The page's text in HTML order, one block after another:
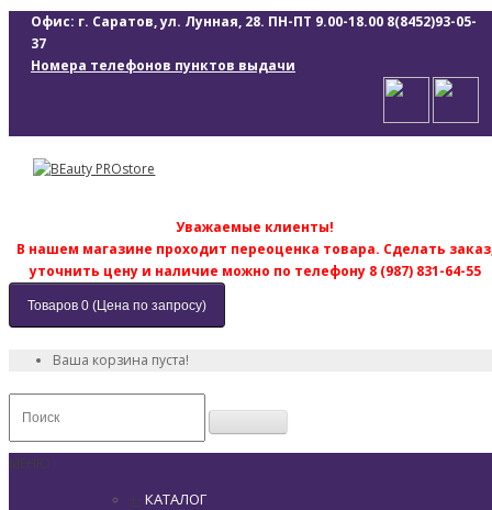
Офис: г. Саратов, ул. Лунная, 28. ПН-ПТ 9.00-18.00 8(8452)93-05-
37
Номера телефонов пунктов выдачи
Уважаемые клиенты!
В нашем магазине проходит переоценка товара. Сделать
уточнить цену и наличие можно по телефону 8 (987) 831-64-55
Товаров 0 (Цена по запросу)
Ваша корзина пуста!
МЕНЮ
+- КАТАЛОГ